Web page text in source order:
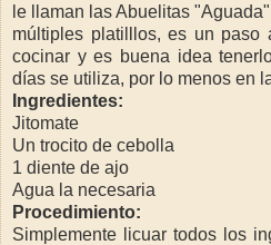
le llaman las Abuelitas
múltiples platilllos, es un paso
cocinar y es buena idea
días se utiliza, por lo menos en
Ingredientes:
Jitomate
Un trocito de cebolla
1 diente de ajo
Agua la necesaria
Procedimiento:
Simplemente licuar todos los